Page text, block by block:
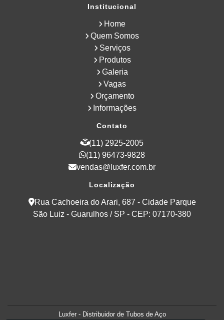
Institucional
Home
Quem Somos
Serviços
Produtos
Galeria
Vagas
Orçamento
Informações
Contato
(11) 2925-2005
(11) 96473-9828
vendas@luxfer.com.br
Localização
Rua Cachoeira do Arari, 687 - Cidade Parque
São Luiz - Guarulhos / SP - CEP: 07170-380
Luxfer - Distribuidor de Tubos de Aço